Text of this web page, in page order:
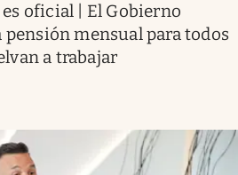
es oficial | El Gobierno
mensual para todos
a trabajar